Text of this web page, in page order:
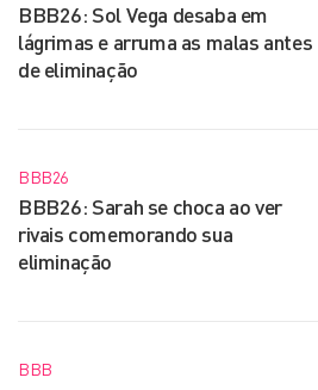
BBB26: Sol Vega desaba em
lágrimas e arruma as malas antes
de eliminação
BBB26
BBB26: Sarah se choca ao ver
rivais comemorando sua
eliminação
BBB